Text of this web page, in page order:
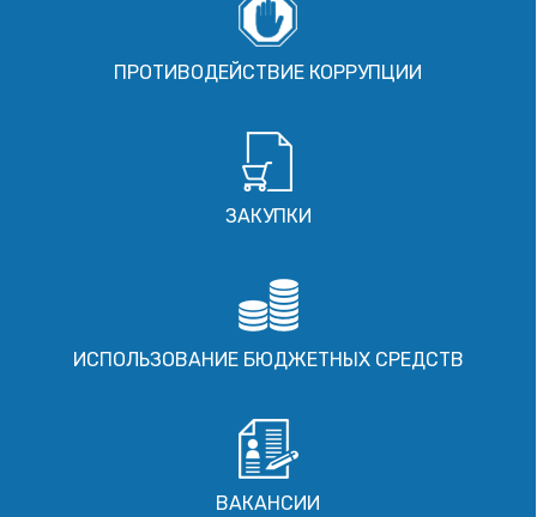
ПРОТИВОДЕЙСТВИЕ КОРРУПЦИИ
ЗАКУПКИ
ИСПОЛЬЗОВАНИЕ БЮДЖЕТНЫХ СРЕДСТВ
ВАКАНСИИ